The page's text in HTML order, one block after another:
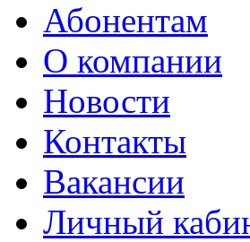
Абонентам
О компании
Новости
Контакты
Вакансии
Личный